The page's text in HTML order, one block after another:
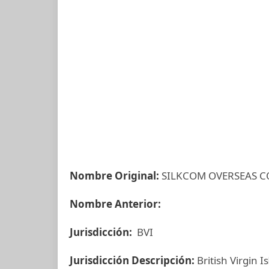
Nombre Original: SILKCOM OVERSEAS
Nombre Anterior:
Jurisdicción: BVI
Jurisdicción Descripción: British Virgin